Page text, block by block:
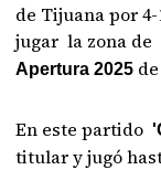
de Tijuana por
jugar la zona
Apertura 2025
En este partido
titular y jugó